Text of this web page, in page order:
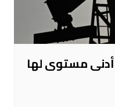
أدنى مستوى لها